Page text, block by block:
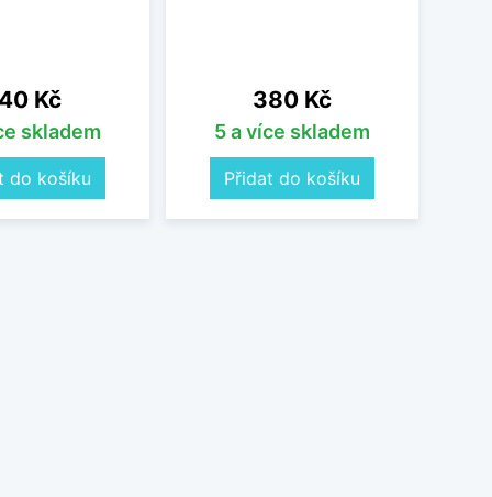
Kč
skladem
do košíku
Cena
380 Kč
5 a více skladem
Přidat do košíku